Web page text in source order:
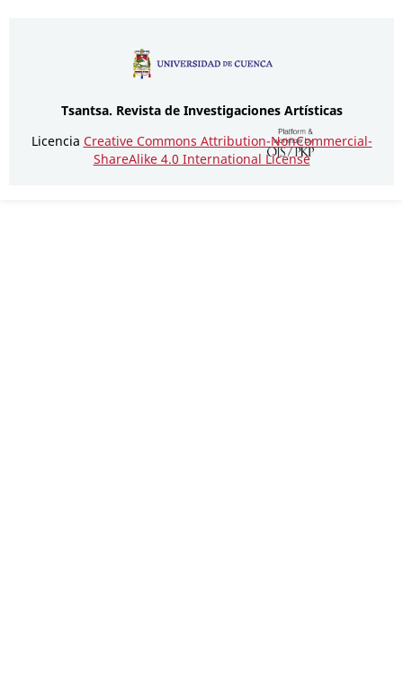
Tsantsa. Revista de Investigaciones Artísticas
Licencia Creative Commons Attribution-NonCommercial-
ShareAlike 4.0 International License